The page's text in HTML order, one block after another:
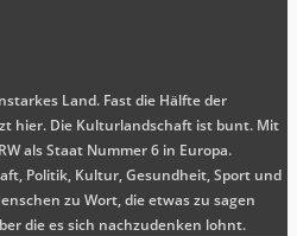
Land. Fast die Hälfte der
hier. Die Kulturlandschaft ist bunt. Mit
als Staat Nummer 6 in Europa.
Politik, Kultur, Gesundheit, Sport und
zu Wort, die etwas zu sagen
die es sich nachzudenken lohnt.